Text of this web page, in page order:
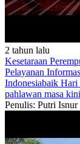
2 tahun lalu
Kesetaraan
Pelayanan
Indonesiabaik Hari
pahlawan masa kini
Penulis: Putri Isnur